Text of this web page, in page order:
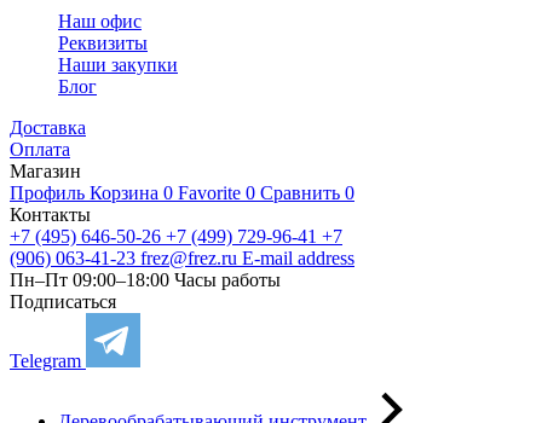
Наш офис
Реквизиты
Наши закупки
Блог
Доставка
Оплата
Магазин
Профиль Корзина 0 Favorite 0 Сравнить 0
Контакты
+7 (495) 646-50-26 +7 (499) 729-96-41 +7
(906) 063-41-23 frez@frez.ru E-mail address
Пн–Пт 09:00–18:00 Часы работы
Подписаться
Telegram